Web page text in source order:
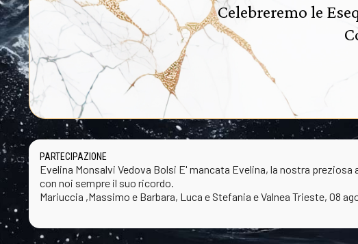
Celebreremo le
PARTECIPAZIONE
Evelina Monsalvi Vedova Bolsi E' mancata Evelina, la nostra
con noi sempre il suo ricordo.
Mariuccia ,Massimo e Barbara, Luca e Stefania e Valnea Trieste, 08